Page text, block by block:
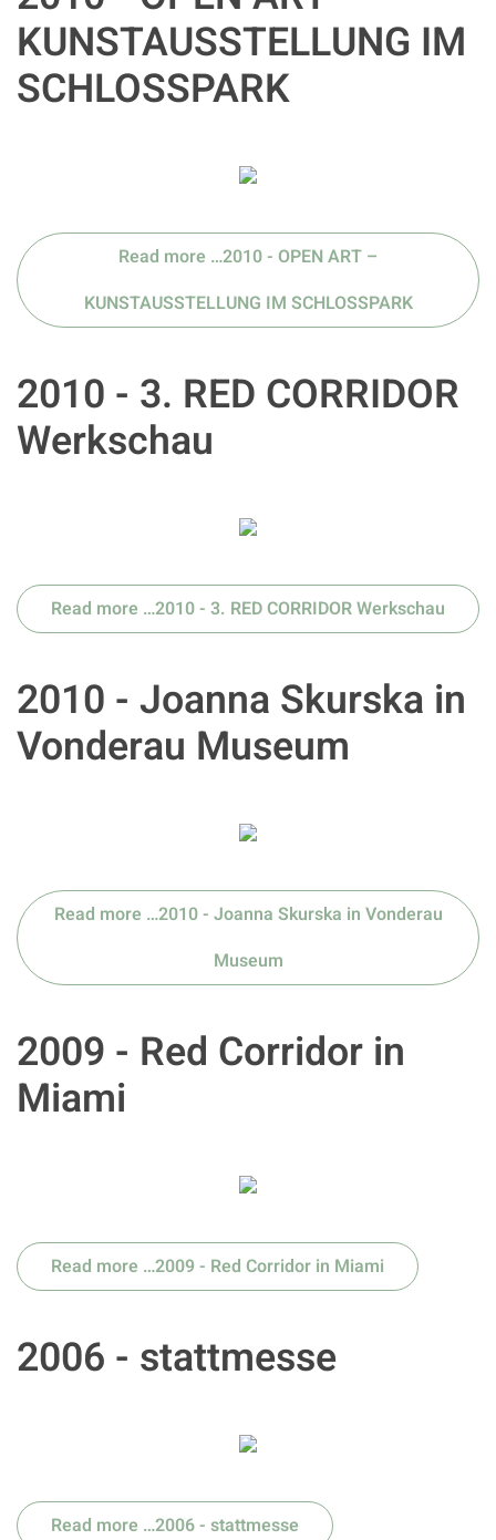
KUNSTAUSSTELLUNG IM
SCHLOSSPARK
Read more …2010 - OPEN ART –
KUNSTAUSSTELLUNG IM SCHLOSSPARK
2010 - 3. RED CORRIDOR
Werkschau
Read more …2010 - 3. RED CORRIDOR Werkschau
2010 - Joanna Skurska in
Vonderau Museum
Read more …2010 - Joanna Skurska in Vonderau
Museum
2009 - Red Corridor in
Miami
Read more …2009 - Red Corridor in Miami
2006 - stattmesse
Read more …2006 - stattmesse